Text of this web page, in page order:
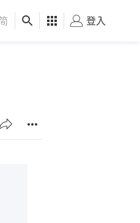
健康 好食玩飛
登入